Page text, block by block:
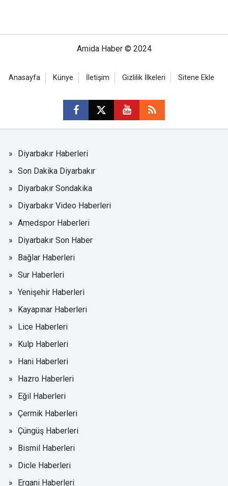
Amida Haber © 2024
Anasayfa Künye İletişim Gizlilik İlkeleri Sitene Ekle
Diyarbakır Haberleri
Son Dakika Diyarbakır
Diyarbakır Sondakika
Diyarbakır Video Haberleri
Amedspor Haberleri
Diyarbakır Son Haber
Bağlar Haberleri
Sur Haberleri
Yenişehir Haberleri
Kayapınar Haberleri
Lice Haberleri
Kulp Haberleri
Hani Haberleri
Hazro Haberleri
Eğil Haberleri
Çermik Haberleri
Çüngüş Haberleri
Bismil Haberleri
Dicle Haberleri
Ergani Haberleri